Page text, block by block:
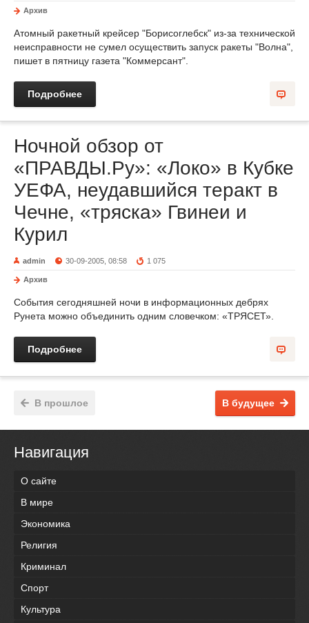
Архив
Атомный ракетный крейсер "Борисоглебск" из-за технической
неисправности не сумел осуществить запуск ракеты "Волна",
пишет в пятницу газета "Коммерсант".
Подробнее
Ночной обзор от
«ПРАВДЫ.Ру»: «Локо» в Кубке
УЕФА, неудавшийся теракт в
Чечне, «тряска» Гвинеи и
Курил
admin 30-09-2005, 08:58 1 075
Архив
События сегодняшней ночи в информационных дебрях
Рунета можно объединить одним словечком: «ТРЯСЕТ».
Подробнее
В будущее
В прошлое
Навигация
О сайте
В мире
Экономика
Религия
Криминал
Спорт
Культура